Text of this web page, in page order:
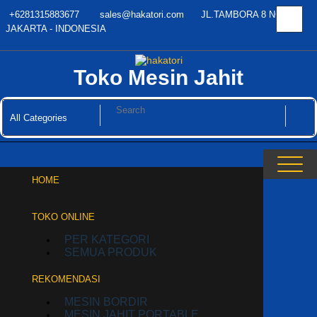
content
+6281315883677 sales@hakatori.com
JL.TAMBORA 8 NO.45
JAKARTA - INDONESIA
Toko Mesin Jahit
HOME
TOKO ONLINE
PER KATEGORI
SEMUA PRODUK
REKOMENDASI
MESIN BORDIR
MESIN JAHIT PORTABLE